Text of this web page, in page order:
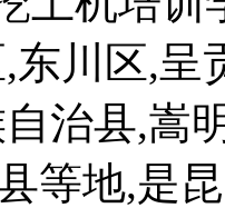
东川区,呈
治县,嵩
等地,是